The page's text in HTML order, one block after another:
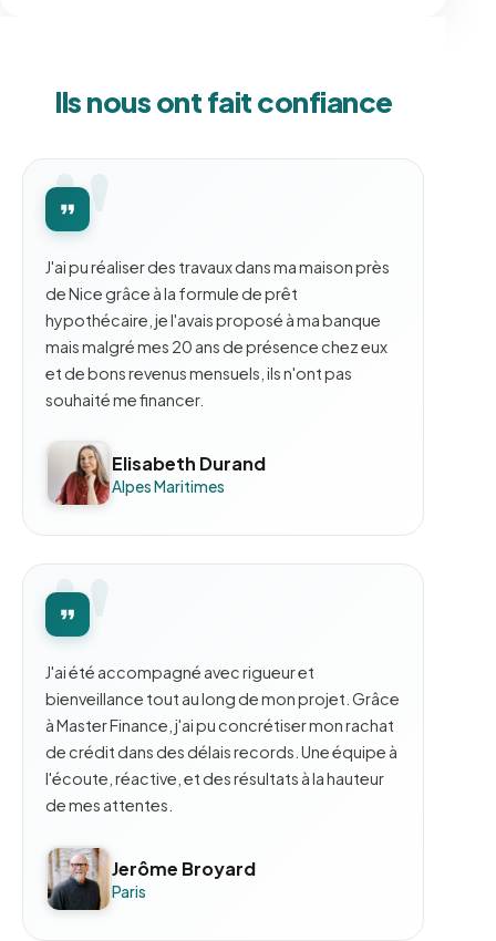
Ils nous ont fait confiance
J'ai pu réaliser des travaux dans ma maison près
de Nice grâce à la formule de prêt
hypothécaire, je l'avais proposé à ma banque
mais malgré mes 20 ans de présence chez eux
et de bons revenus mensuels, ils n'ont pas
souhaité me financer.
Elisabeth Durand
Alpes Maritimes
J'ai été accompagné avec rigueur et
bienveillance tout au long de mon projet. Grâce
à Master Finance, j'ai pu concrétiser mon rachat
de crédit dans des délais records. Une équipe à
l'écoute, réactive, et des résultats à la hauteur
de mes attentes.
Jerôme Broyard
Paris